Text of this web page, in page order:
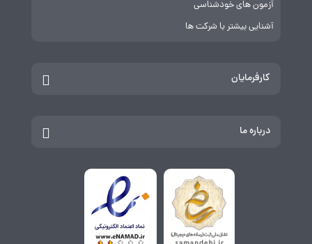
آزمون های خودشناسی
آشنایی بیشتر با شرکت ها
کارفرمایان
درباره ما